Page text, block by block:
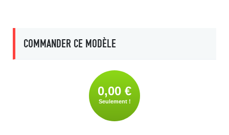
COMMANDER CE MODÈLE
0,00 €
Seulement !